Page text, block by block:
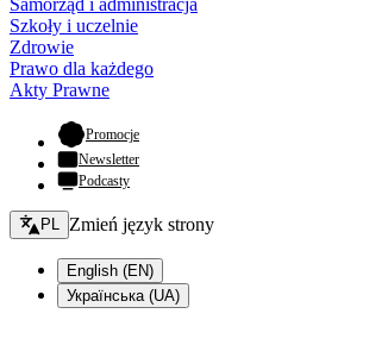
Samorząd i administracja
Szkoły i uczelnie
Zdrowie
Prawo dla każdego
Akty Prawne
Promocje- otwiera się w nowej karcie
Newsletter
Podcasty
Zmień język - bieżący:
PL Zmień język strony
English (EN)
Українська (UA)